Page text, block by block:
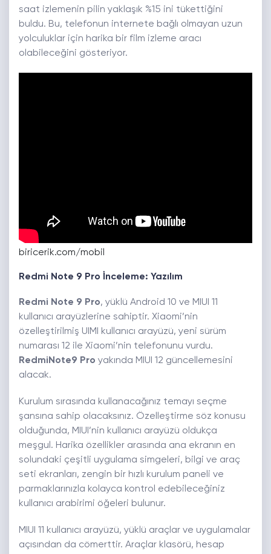
saat izlemenin pilin yaklaşık %15 ini tükettiğini
buldu. Bu, telefonun internete bağlı olmayan uzun
yolculuklar için harika bir film izleme aracı
olabileceğini gösteriyor.
biricerik.com/mobil
Redmi Note 9 Pro İnceleme: Yazılım
Redmi Note 9 Pro, yüklü Android 10 ve MIUI 11
kullanıcı arayüzlerine sahiptir. Xiaomi’nin
özelleştirilmiş UIMI kullanıcı arayüzü, yeni sürüm
numarası 12 ile Xiaomi’nin telefonunu vurdu.
RedmiNote9 Pro yakında MIUI 12 güncellemesini
alacak.
Kurulum sırasında kullanacağınız temayı seçme
şansına sahip olacaksınız. Özelleştirme söz konusu
olduğunda, MIUI’nin kullanıcı arayüzü oldukça
meşgul. Harika özellikler arasında ana ekranın en
solundaki çeşitli uygulama simgeleri, bilgi ve araç
seti ekranları, zengin bir hızlı kurulum paneli ve
parmaklarınızla kolayca kontrol edebileceğiniz
kullanıcı arabirimi öğeleri bulunur.
MIUI 11 kullanıcı arayüzü, yüklü araçlar ve uygulamalar
açısından da cömerttir. Araçlar klasörü, hesap